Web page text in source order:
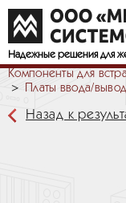
Надежные решения для
Компоненты для
Платы ввода/
Назад к